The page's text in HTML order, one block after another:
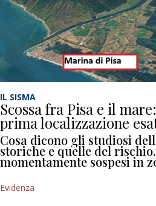
IL SISMA
Scossa fra Pisa e il
prima localizzazione
Cosa dicono gli studiosi
storiche e quelle del
momentamente sospesi in
Evidenza